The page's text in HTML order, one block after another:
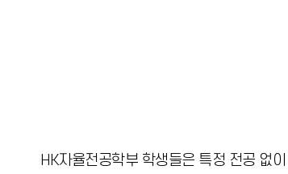
HK자율전공학부 학생들은 특정 전공 없